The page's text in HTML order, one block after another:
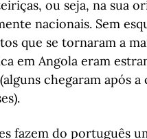
ou seja, na sua
nacionais. Sem
que se tornaram a
em Angola eram
chegaram após a
fazem do português